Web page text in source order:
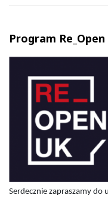
Program Re_Open
Serdecznie zapraszamy do